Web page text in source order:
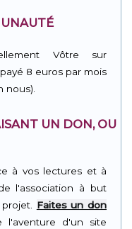
Vôtre sur
8 euros par mois
nous).
UN DON, OU
à vos lectures et à
l'association à but
Faites un don
l'aventure d'un site